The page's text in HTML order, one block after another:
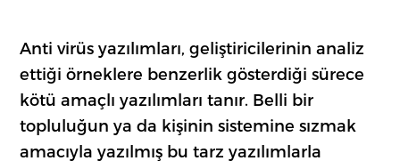
Anti virüs yazılımları, geliştiricilerinin analiz
ettiği örneklere benzerlik gösterdiği sürece
kötü amaçlı yazılımları tanır. Belli bir
topluluğun ya da kişinin sistemine sızmak
amacıyla yazılmış bu tarz yazılımlarla